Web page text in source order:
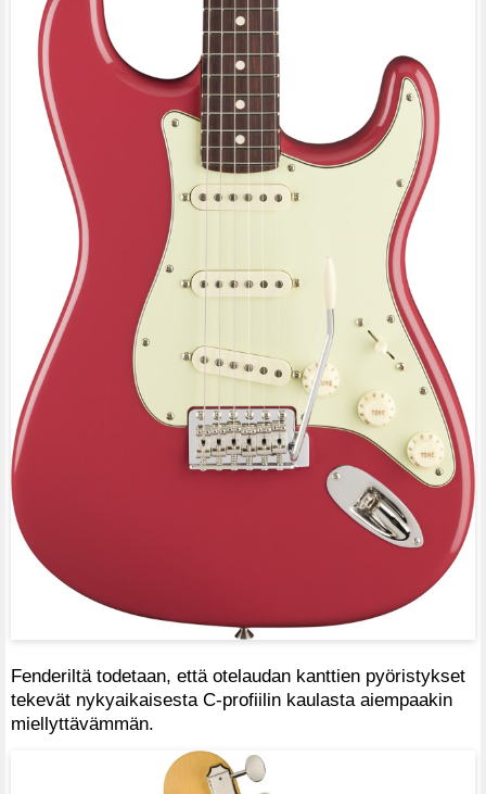
Fenderiltä todetaan, että otelaudan kanttien pyöristykset
tekevät nykyaikaisesta C-profiilin kaulasta aiempaakin
miellyttävämmän.